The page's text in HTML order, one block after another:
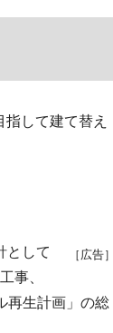
して建て替え
［広告］
として
事、
再生計画」の総